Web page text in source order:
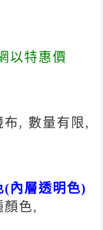
以特惠價
布, 數量有限,
(內層透明色)
顏色,